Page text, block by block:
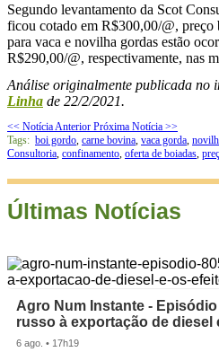
Segundo levantamento da Scot
ficou cotado em R$300,00/@, preço
para vaca e novilha gordas estão
R$290,00/@, respectivamente, nas
Análise originalmente publicada no
Linha de 22/2/2021.
<< Notícia Anterior Próxima Notícia >>
Tags: boi gordo, carne bovina, vaca gorda,
Consultoria, confinamento, oferta de boiadas,
Últimas Notícias
Agro Num Instante -
russo à exportação de diesel
6 ago. • 17h19